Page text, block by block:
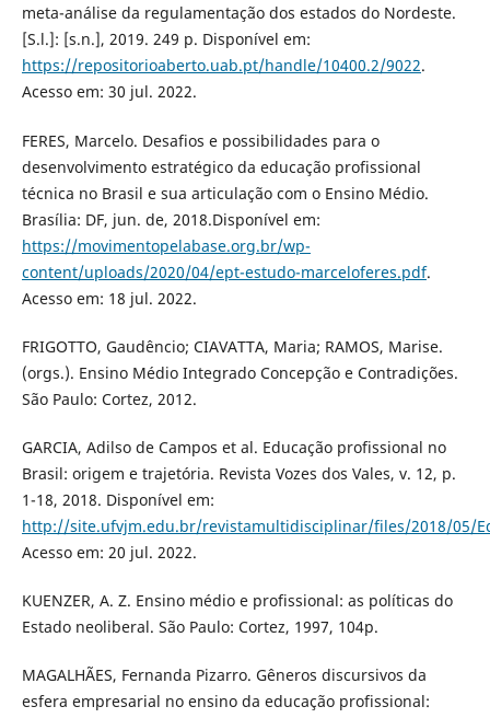
meta-análise da regulamentação dos estados do Nordeste.
[S.l.]: [s.n.], 2019. 249 p. Disponível em:
https://repositorioaberto.uab.pt/handle/10400.2/9022.
Acesso em: 30 jul. 2022.
FERES, Marcelo. Desafios e possibilidades para o
desenvolvimento estratégico da educação profissional
técnica no Brasil e sua articulação com o Ensino Médio.
Brasília: DF, jun. de, 2018.Disponível em:
https://movimentopelabase.org.br/wp-
content/uploads/2020/04/ept-estudo-marceloferes.pdf.
Acesso em: 18 jul. 2022.
FRIGOTTO, Gaudêncio; CIAVATTA, Maria; RAMOS, Marise.
(orgs.). Ensino Médio Integrado Concepção e Contradições.
São Paulo: Cortez, 2012.
GARCIA, Adilso de Campos et al. Educação profissional no
Brasil: origem e trajetória. Revista Vozes dos Vales, v. 12, p.
1-18, 2018. Disponível em:
http://site.ufvjm.edu.br/revistamultidisciplinar/files/2018/05/
Acesso em: 20 jul. 2022.
KUENZER, A. Z. Ensino médio e profissional: as políticas do
Estado neoliberal. São Paulo: Cortez, 1997, 104p.
MAGALHÃES, Fernanda Pizarro. Gêneros discursivos da
esfera empresarial no ensino da educação profissional: